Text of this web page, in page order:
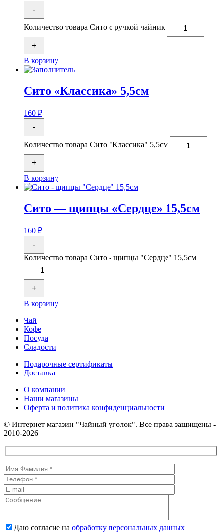
-
Количество товара Сито с ручкой чайник
+
В корзину
Сито «Классика» 5,5см
160 ₽
-
Количество товара Сито "Классика" 5,5см
+
В корзину
Сито — щипцы «Сердце» 15,5см
160 ₽
-
Количество товара Сито - щипцы "Сердце" 15,5см
+
В корзину
Чай
Кофе
Посуда
Сладости
Подарочные сертификаты
Доставка
О компании
Наши магазины
Оферта и политика конфиденциальности
© Интернет магазин "Чайный уголок". Все права защищены -
2010-2026
Даю согласие на обработку персональных данных